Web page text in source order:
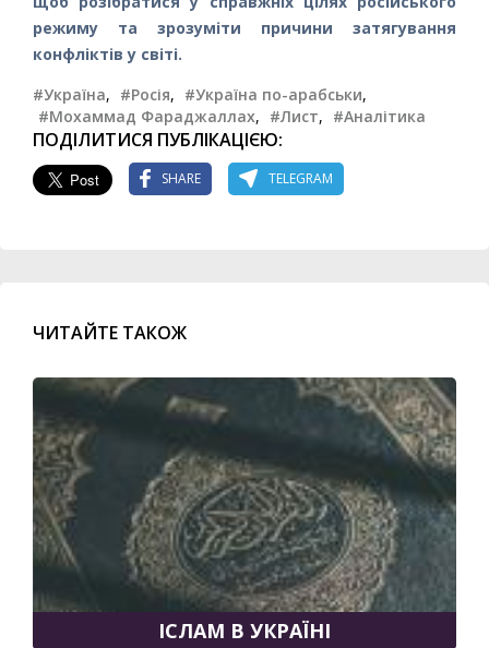
режиму та зрозуміти причини затягування
конфліктів у світі.
#Україна, #Росія, #Україна по-арабськи,
#Мохаммад Фараджаллах, #Лист, #Аналітика
ПОДІЛИТИСЯ ПУБЛІКАЦІЄЮ:
SHARE TELEGRAM
ЧИТАЙТЕ ТАКОЖ
ІСЛАМ В УКРАЇНІ